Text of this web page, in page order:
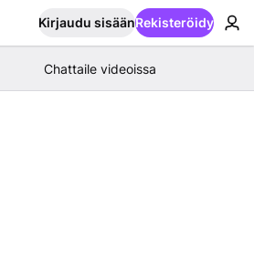
Kirjaudu sisäänRekisteröidy
Chattaile videoissa